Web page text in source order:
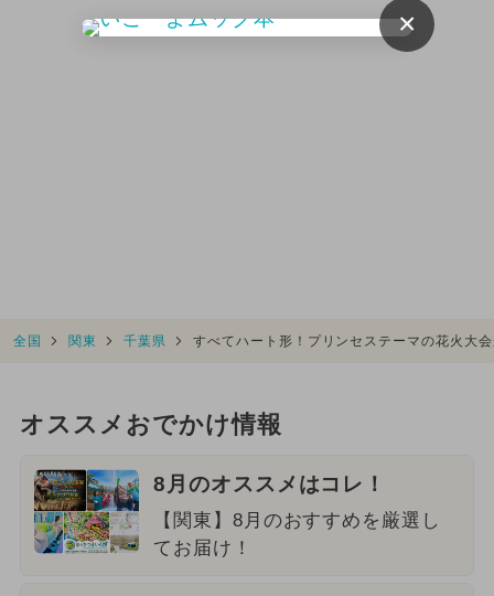
全国 関東 千葉県 すべてハート形！プリンセステーマの花火大
オススメおでかけ情報
8月のオススメはコレ！
【関東】8月のおすすめを厳選し
てお届け！
×